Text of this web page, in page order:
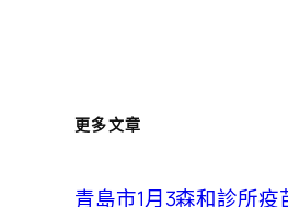
更多文章
青島市1月3森和診所疫